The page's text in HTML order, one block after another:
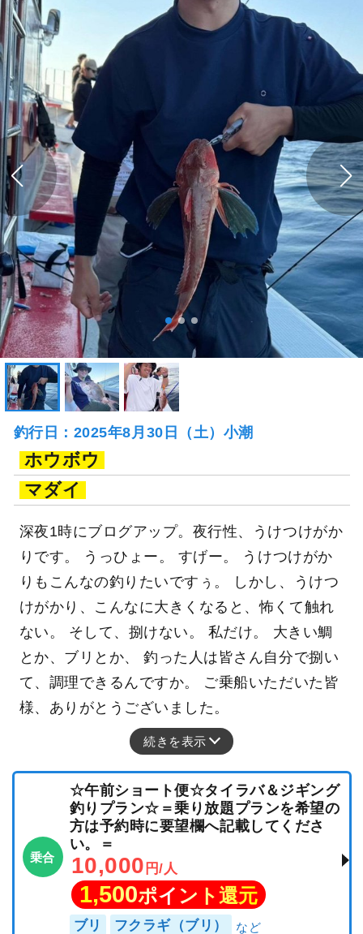
釣行日：2025年8月30日（土）小潮
ホウボウ
マダイ
深夜1時にブログアップ。夜行性、うけつけがか
りです。 うっひょー。 すげー。 うけつけがか
りもこんなの釣りたいですぅ。 しかし、うけつ
けがかり、こんなに大きくなると、怖くて触れ
ない。 そして、捌けない。 私だけ。 大きい鯛
とか、ブリとか、 釣った人は皆さん自分で捌い
て、調理できるんですか。 ご乗船いただいた皆
様、ありがとうございました。
続きを表示
乗合
☆午前ショート便☆タイラバ＆ジギング
釣りプラン☆＝乗り放題プランを希望の
方は予約時に要望欄へ記載してくださ
い。＝
10,000 円/人
1,500ポイント還元
ブリ フクラギ（ブリ）